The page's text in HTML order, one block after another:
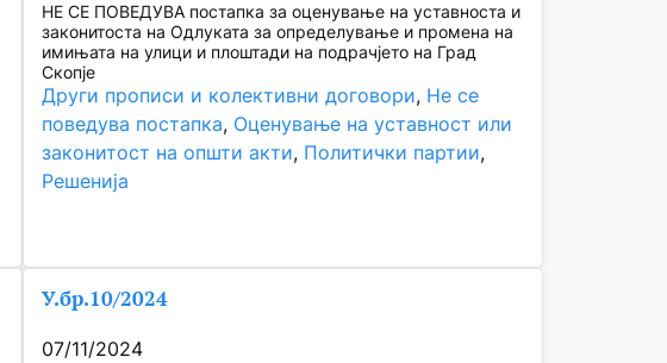
НЕ СЕ ПОВЕДУВА постапка за оценување на уставноста и
законитоста на Одлуката за определување и промена на
имињата на улици и плоштади на подрачјето на Град
Скопје
Други прописи и колективни договори, Не се
поведува постапка, Оценување на уставност или
законитост на општи акти, Политички партии
Решенија
У.бр.10/2024
07/11/2024